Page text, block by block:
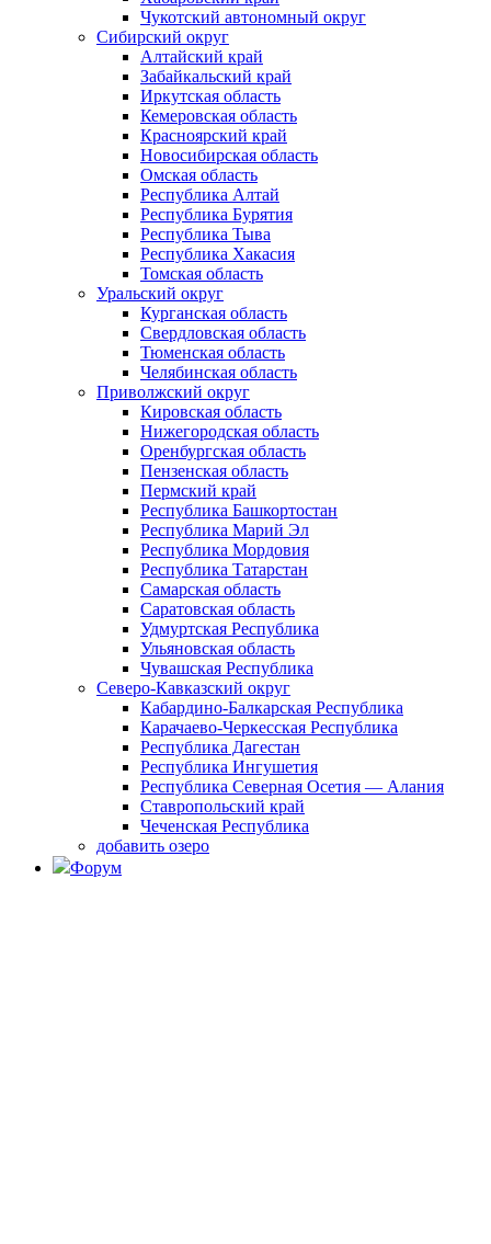
Чукотский автономный округ
Сибирский округ
Алтайский край
Забайкальский край
Иркутская область
Кемеровская область
Красноярский край
Новосибирская область
Омская область
Республика Алтай
Республика Бурятия
Республика Тыва
Республика Хакасия
Томская область
Уральский округ
Курганская область
Свердловская область
Тюменская область
Челябинская область
Приволжский округ
Кировская область
Нижегородская область
Оренбургская область
Пензенская область
Пермский край
Республика Башкортостан
Республика Марий Эл
Республика Мордовия
Республика Татарстан
Самарская область
Саратовская область
Удмуртская Республика
Ульяновская область
Чувашская Республика
Северо-Кавказский округ
Кабардино-Балкарская Республика
Карачаево-Черкесская Республика
Республика Дагестан
Республика Ингушетия
Республика Северная Осетия — Алания
Ставропольский край
Чеченская Республика
добавить озеро
Форум